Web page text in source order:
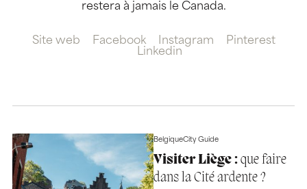
restera à jamais le Canada.
Site web Facebook Instagram
Pinterest
Linkedin
BelgiqueCity Guide
Visiter Liège :que faire
dans la Cité ardente ?